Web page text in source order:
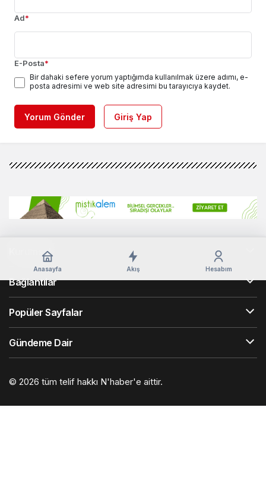
Ad*
E-Posta*
Bir dahaki sefere yorum yaptığımda kullanılmak üzere adımı, e-
posta adresimi ve web site adresimi bu tarayıcıya kaydet.
Yorum Gönder Giriş Yap
Anasayfa Akış Hesabım
Kurumsal
Bağlantılar
Popüler Sayfalar
Gündeme Dair
© 2026 tüm telif hakkı N'haber'e aittir.